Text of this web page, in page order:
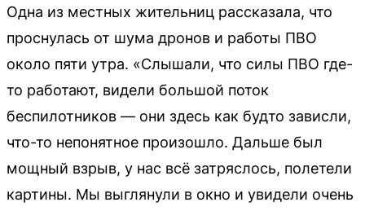
Одна из местных жительниц рассказала, что
проснулась от шума дронов и работы ПВО
около пяти утра. «Слышали, что силы ПВО где-
то работают, видели большой поток
беспилотников — они здесь как будто зависли,
что-то непонятное произошло. Дальше был
мощный взрыв, у нас всё затряслось, полетели
картины. Мы выглянули в окно и увидели очень